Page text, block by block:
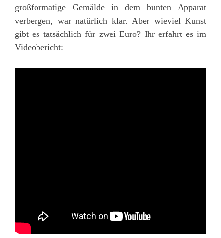
großformatige Gemälde in dem bunten Apparat
verbergen, war natürlich klar. Aber wieviel Kunst
gibt es tatsächlich für zwei Euro? Ihr erfahrt es im
Videobericht: